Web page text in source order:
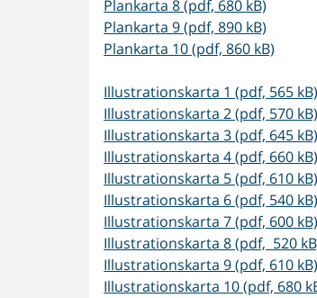
Plankarta 8 (pdf, 680 kB)
Plankarta 9 (pdf, 890 kB)
Plankarta 10 (pdf, 860 kB)
Illustrationskarta 1 (pdf, 565 kB)
Illustrationskarta 2 (pdf, 570 kB)
Illustrationskarta 3 (pdf, 645 kB)
Illustrationskarta 4 (pdf, 660 kB)
Illustrationskarta 5 (pdf, 610 kB)
Illustrationskarta 6 (pdf, 540 kB)
Illustrationskarta 7 (pdf, 600 kB)
Illustrationskarta 8 (pdf, 520
Illustrationskarta 9 (pdf, 610 kB)
Illustrationskarta 10 (pdf, 680